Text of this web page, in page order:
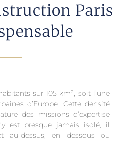
Paris
sur 105 km², soit l’une
d’Europe. Cette densité
des missions d’expertise
est presque jamais isolé, il
au-dessus, en dessous ou